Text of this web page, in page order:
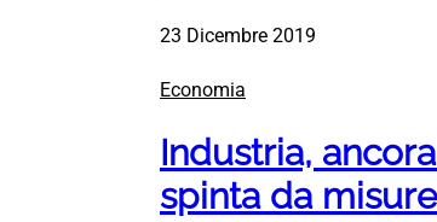
23 Dicembre 2019
Economia
Industria,
spinta da